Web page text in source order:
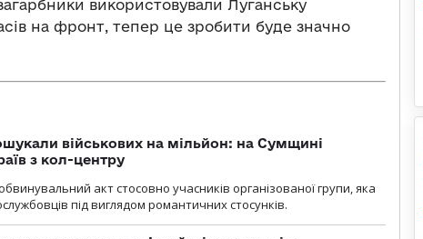
використовували Луганську
на фронт, тепер це зробити буде значно
військових на мільйон: на Сумщині
з кол-центру
акт стосовно учасників організованої групи, яка
під виглядом романтичних стосунків.